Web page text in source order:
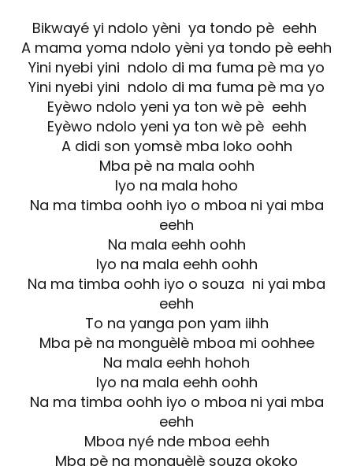
Bikwayé yi ndolo yèni ya tondo pè eehh
A mama yoma ndolo yèni ya tondo pè eehh
Yini nyebi yini ndolo di ma fuma pè ma yo
Yini nyebi yini ndolo di ma fuma pè ma yo
Eyèwo ndolo yeni ya ton wè pè eehh
Eyèwo ndolo yeni ya ton wè pè eehh
A didi son yomsè mba loko oohh
Mba pè na mala oohh
Iyo na mala hoho
Na ma timba oohh iyo o mboa ni yai mba
eehh
Na mala eehh oohh
Iyo na mala eehh oohh
Na ma timba oohh iyo o souza ni yai mba
eehh
To na yanga pon yam iihh
Mba pè na monguèlè mboa mi oohhee
Na mala eehh hohoh
Iyo na mala eehh oohh
Na ma timba oohh iyo o mboa ni yai mba
eehh
Mboa nyé nde mboa eehh
Mba pè na monguèlè souza okoko